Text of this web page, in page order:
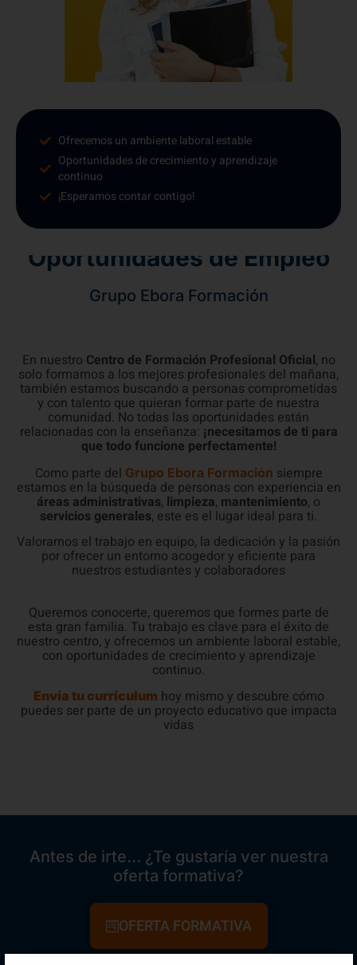
Oportunidades de Empleo
Grupo Ebora Formación
En nuestro Centro de Formación Profesional Oficial, no
solo formamos a los mejores profesionales del mañana,
también estamos buscando a personas comprometidas
y con talento que quieran formar parte de nuestra
comunidad. No todas las oportunidades están
relacionadas con la enseñanza: ¡necesitamos de ti para
que todo funcione perfectamente!
Como parte del Grupo Ebora Formación siempre
estamos en la búsqueda de personas con experiencia en
áreas administrativas, limpieza, mantenimiento, o
servicios generales, este es el lugar ideal para ti.
Valoramos el trabajo en equipo, la dedicación y la pasión
por ofrecer un entorno acogedor y eficiente para
nuestros estudiantes y colaboradores
Queremos conocerte, queremos que formes parte de
esta gran familia. Tu trabajo es clave para el éxito de
nuestro centro, y ofrecemos un ambiente laboral estable,
con oportunidades de crecimiento y aprendizaje
continuo.
Envía tu currículum hoy mismo y descubre cómo
puedes ser parte de un proyecto educativo que impacta
vidas
Ofrecemos un ambiente laboral estable
Oportunidades de crecimiento y aprendizaje
continuo
¡Esperamos contar contigo!
Antes de irte… ¿Te gustaría ver nuestra
oferta formativa?
OFERTA FORMATIVA